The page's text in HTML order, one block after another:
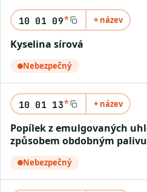
10 01 09* + název
Kyselina sírová
Nebezpečný
10 01 13* + název
Popílek z emulgovaných uhlovodíků použitých
způsobem obdobným palivu
Nebezpečný